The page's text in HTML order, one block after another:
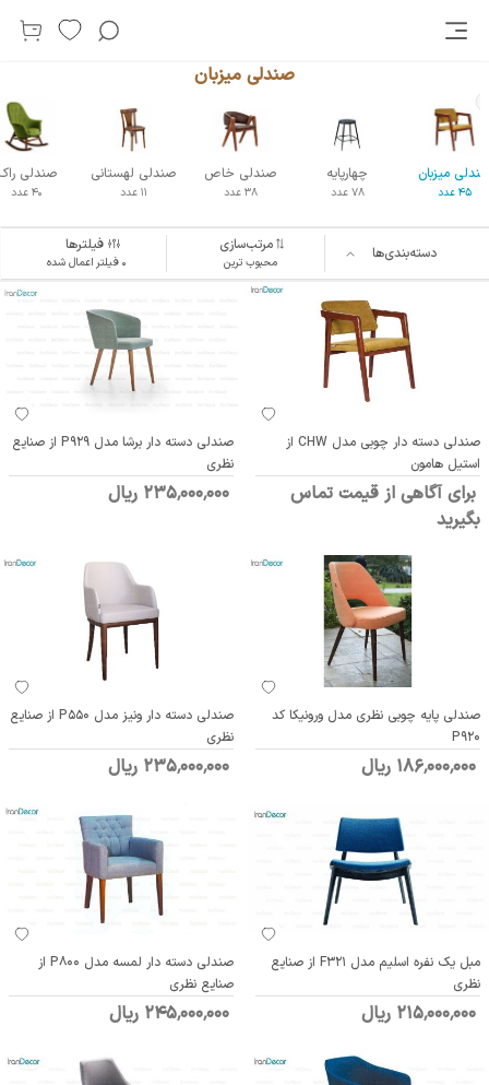
صندلی میزبان
میزبان
45 عدد
چهارپایه
78 عدد
صندلی خاص
38 عدد
صندلی لهستانی
11 عدد
صندلی
40 عدد
دسته‌بندی‌ها مرتب‌سازی
محبوب ترین
فیلترها
۰ فیلتر اعمال شده
صندلی دسته دار چوبی مدل CHW از
استیل هامون
برای آگاهی از قیمت تماس
بگیرید
صندلی دسته دار برشا مدل P929 از صنایع
نظری
235٬000٬000 ریال
صندلی پایه چوبی نظری مدل ورونیکا کد
P920
186٬000٬000 ریال
صندلی دسته دار ونیز مدل P550 از صنایع
نظری
235٬000٬000 ریال
مبل یک نفره اسلیم مدل F321 از صنایع
نظری
215٬000٬000 ریال
صندلی دسته دار لمسه مدل P800 از
صنایع نظری
245٬000٬000 ریال